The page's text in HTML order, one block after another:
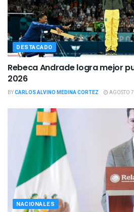
DESTACADO
Rebeca Andrade logra mejor
2026
BYCARLOS ALVINO MEDINA CORTEZ AGOSTO
NACIONALES